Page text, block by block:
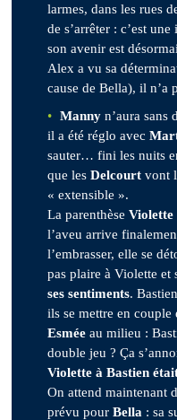
larmes, dans les rues
de s’arrêter : c’est
son avenir est
Alex a vu sa
cause de Bella), il n’a
Manny n’aura sans
il a été réglo avec
sauter… fini les nuits
que lesDelcourt vont
« extensible ».
La parenthèseViolette
l’aveu arrive
l’embrasser, elle se
pas plaire à Violette
ses sentiments.
ils se mettre en
Esmée au milieu :
double jeu ? Ça
Violette à Bastien
On attend maintenant
prévu pourBella : sa